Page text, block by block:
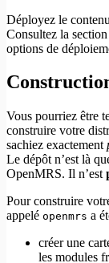
Déployez le
Consultez la section
options de
Vous pourriez être
construire votre
sachiez exactement
Le dépôt n’est là
OpenMRS. Il n’est
Pour construire
appelé openmrs a
créer une
les modules